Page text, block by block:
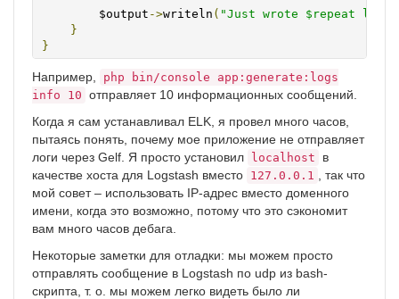
        $output
->writeln ( "Just wrote $repeat log
}
}
Например,
php bin/console app:generate:logs
info 10 отправляет 10 информационных сообщений.
Когда я сам устанавливал ELK, я провел много часов,
пытаясь понять, почему мое приложение не отправляет
логи через Gelf. Я просто установил
localhost
в
качестве хоста для Logstash вместо 127.0.0.1
, так что
мой совет – использовать IP-адрес вместо доменного
имени, когда это возможно, потому что это сэкономит
вам много часов дебага.
Некоторые заметки для отладки: мы можем просто
отправлять сообщение в Logstash по udp из bash-
скрипта, т. о. мы можем легко видеть было ли